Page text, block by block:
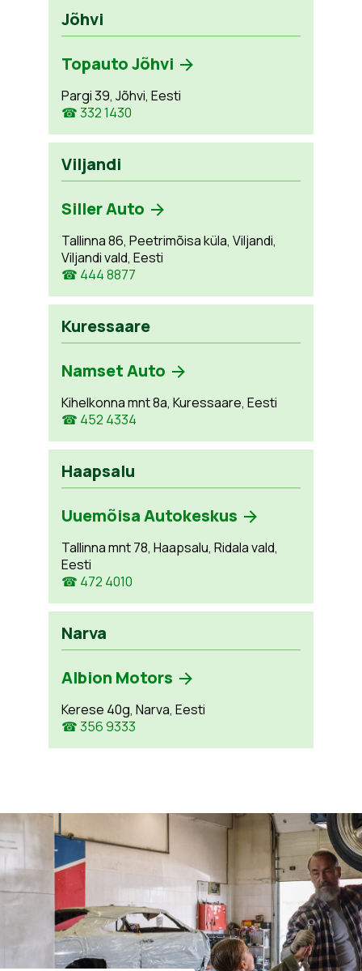
Jõhvi
Topauto Jõhvi
Pargi 39, Jõhvi, Eesti
☎ 332 1430
Viljandi
Siller Auto
Tallinna 86, Peetrimõisa küla, Viljandi,
Viljandi vald, Eesti
☎ 444 8877
Kuressaare
Namset Auto
Kihelkonna mnt 8a, Kuressaare, Eesti
☎ 452 4334
Haapsalu
Uuemõisa Autokeskus
Tallinna mnt 78, Haapsalu, Ridala vald,
Eesti
☎ 472 4010
Narva
Albion Motors
Kerese 40g, Narva, Eesti
☎ 356 9333